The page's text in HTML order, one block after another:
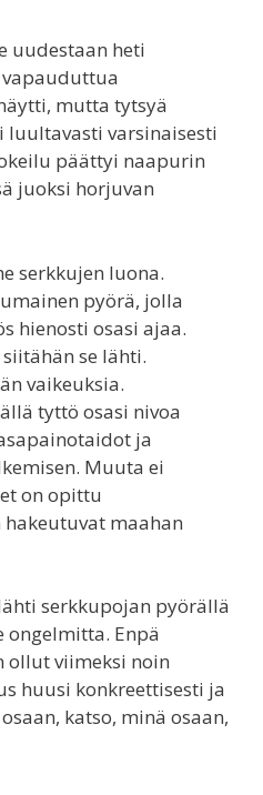
uudestaan heti
mutta tytsyä
luultavasti varsinaisesti
päättyi naapurin
juoksi horjuvan
serkkujen luona.
pyörä, jolla
hienosti osasi ajaa.
se lähti.
vaikeuksia.
tyttö osasi nivoa
ja
Muuta ei
on opittu
maahan
serkkupojan pyörällä
ongelmitta. Enpä
ollut viimeksi noin
huusi konkreettisesti ja
katso, minä osaan,